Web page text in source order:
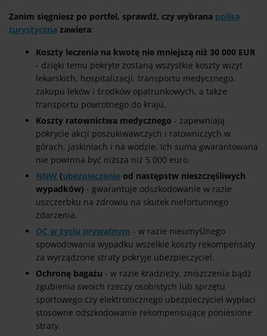
Zanim sięgniesz po portfel, sprawdź, czy wybrana polisa
turystyczna zawiera:
Koszty leczenia na kwotę nie mniejszą niż 30 000 EUR
- dzięki temu pokryte zostaną wszystkie koszty wizyt
lekarskich, hospitalizacji, transportu medycznego,
zakupu leków i środków opatrunkowych, a także
transportu powrotnego do kraju.
Koszty ratownictwa medycznego - zapewniają
pokrycie akcji poszukiwawczych i ratowniczych w
górach, jaskiniach i na wodzie. Ich suma gwarantowana
nie powinna być niższa niż 5 000 euro.
NNW (ubezpieczenie od następstw nieszczęśliwych
wypadków) - gwarantuje odszkodowanie w razie
uszczerbku na zdrowiu na skutek niefortunnego
zdarzenia.
OC w życiu prywatnym - w razie nieumyślnego
spowodowania wypadku wszelkie koszty rekompensaty
za wyrządzone straty pokryje ubezpieczyciel.
Ochronę bagażu - w razie kradzieży, zniszczenia bądź
zgubienia swoich rzeczy osobistych lub sprzętu
sportowego czy elektronicznego ubezpieczyciel wypłaci
stosowne odszkodowanie rekompensujące poniesione
straty.